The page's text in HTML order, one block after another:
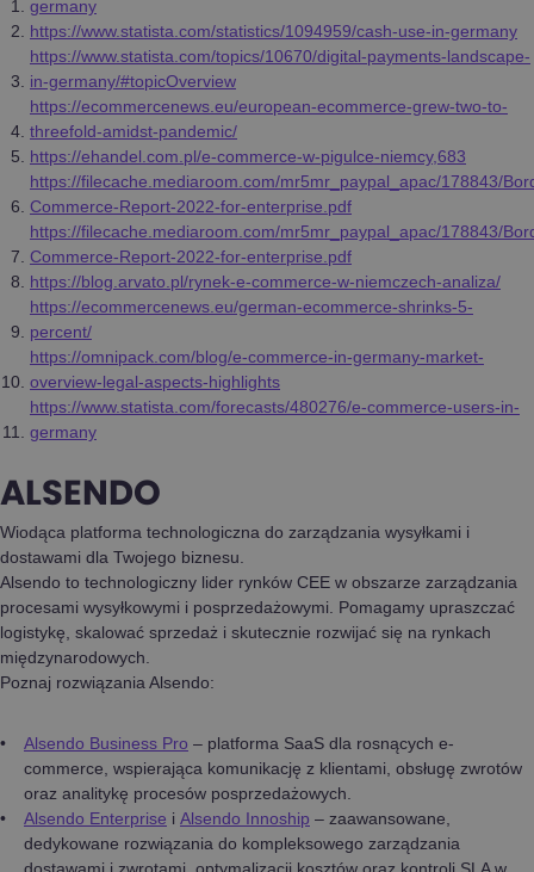
germany
https://www.statista.com/statistics/1094959/cash-use-in-germany
https://www.statista.com/topics/10670/digital-payments-landscape-
in-germany/#topicOverview
https://ecommercenews.eu/european-ecommerce-grew-two-to-
threefold-amidst-pandemic/
https://ehandel.com.pl/e-commerce-w-pigulce-niemcy,683
https://filecache.mediaroom.com/mr5mr_paypal_apac/178843/
Commerce-Report-2022-for-enterprise.pdf
https://filecache.mediaroom.com/mr5mr_paypal_apac/178843/
Commerce-Report-2022-for-enterprise.pdf
https://blog.arvato.pl/rynek-e-commerce-w-niemczech-analiza/
https://ecommercenews.eu/german-ecommerce-shrinks-5-
percent/
https://omnipack.com/blog/e-commerce-in-germany-market-
overview-legal-aspects-highlights
https://www.statista.com/forecasts/480276/e-commerce-users-in-
germany
ALSENDO
Wiodąca platforma technologiczna do zarządzania wysyłkami i
dostawami dla Twojego biznesu.
Alsendo to technologiczny lider rynków CEE w obszarze zarządzania
procesami wysyłkowymi i posprzedażowymi. Pomagamy upraszczać
logistykę, skalować sprzedaż i skutecznie rozwijać się na rynkach
międzynarodowych.
Poznaj rozwiązania Alsendo:
Alsendo Business Pro – platforma SaaS dla rosnących e-
commerce, wspierająca komunikację z klientami, obsługę zwrotów
oraz analitykę procesów posprzedażowych.
Alsendo Enterprise i Alsendo Innoship – zaawansowane,
dedykowane rozwiązania do kompleksowego zarządzania
dostawami i zwrotami, optymalizacji kosztów oraz kontroli SLA w